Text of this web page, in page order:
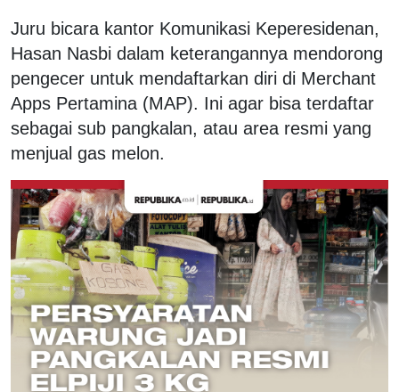
Juru bicara kantor Komunikasi Keperesidenan,
Hasan Nasbi dalam keterangannya mendorong
pengecer untuk mendaftarkan diri di Merchant
Apps Pertamina (MAP). Ini agar bisa terdaftar
sebagai sub pangkalan, atau area resmi yang
menjual gas melon.